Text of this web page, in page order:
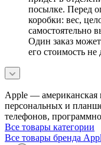
посылке. Перед
коробки: вес,
самостоятельно
Один заказ
его стоимость
Apple — американская
персональных и
телефонов,
Все товары категории
Все товары бренда